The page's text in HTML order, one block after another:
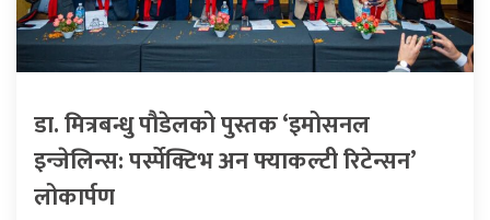
डा. मित्रबन्धु पौडेलको पुस्तक ‘इमोसनल
इन्जेलिन्स: पर्स्पेक्टिभ अन फ्याकल्टी रिटेन्सन’
लोकार्पण